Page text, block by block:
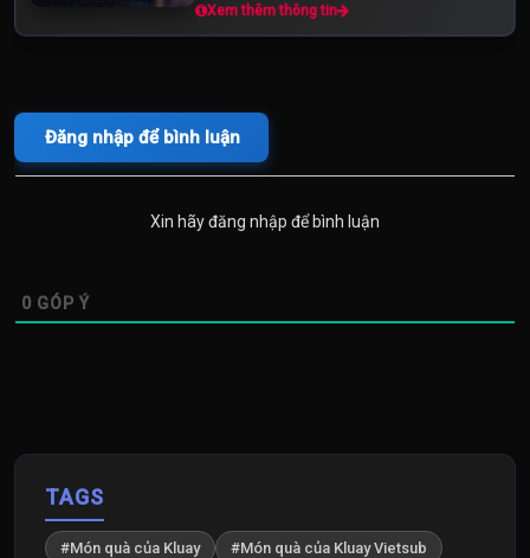
Xem thêm thông tin
Đăng nhập để bình luận
Xin hãy đăng nhập để bình luận
0 GÓP Ý
TAGS
#Món quà của Kluay
#Món quà của Kluay Vietsub